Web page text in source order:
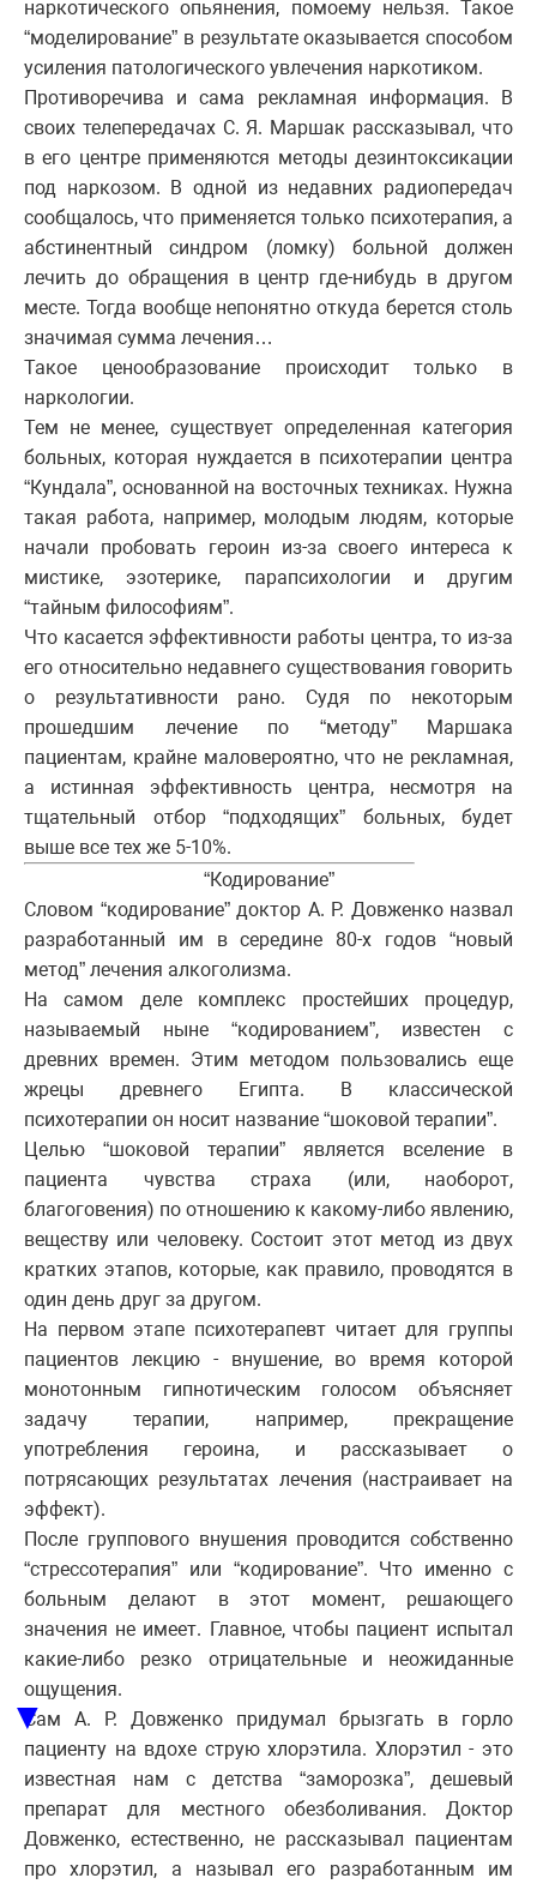
наркотического опьянения, помоему нельзя. Такое
“моделирование” в результате оказывается способом
усиления патологического увлечения наркотиком.
Противоречива и сама рекламная информация. В
своих телепередачах С. Я. Маршак рассказывал, что
в его центре применяются методы дезинтоксикации
под наркозом. В одной из недавних радиопередач
сообщалось, что применяется только психотерапия, а
абстинентный синдром (ломку) больной должен
лечить до обращения в центр где-нибудь в другом
месте. Тогда вообще непонятно откуда берется столь
значимая сумма лечения…
Такое ценообразование происходит только в
наркологии.
Тем не менее, существует определенная категория
больных, которая нуждается в психотерапии центра
“Кундала”, основанной на восточных техниках. Нужна
такая работа, например, молодым людям, которые
начали пробовать героин из-за своего интереса к
мистике, эзотерике, парапсихологии и другим
“тайным философиям”.
Что касается эффективности работы центра, то из-за
его относительно недавнего существования говорить
о результативности рано. Судя по некоторым
прошедшим лечение по “методу” Маршака
пациентам, крайне маловероятно, что не рекламная,
а истинная эффективность центра, несмотря на
тщательный отбор “подходящих” больных, будет
выше все тех же 5-10%.
“Кодирование”
Словом “кодирование” доктор А. Р. Довженко назвал
разработанный им в середине 80-х годов “новый
метод” лечения алкоголизма.
На самом деле комплекс простейших процедур,
называемый ныне “кодированием”, известен с
древних времен. Этим методом пользовались еще
жрецы древнего Египта. В классической
психотерапии он носит название “шоковой терапии”.
Целью “шоковой терапии” является вселение в
пациента чувства страха (или, наоборот,
благоговения) по отношению к какому-либо явлению,
веществу или человеку. Состоит этот метод из двух
кратких этапов, которые, как правило, проводятся в
один день друг за другом.
На первом этапе психотерапевт читает для группы
пациентов лекцию - внушение, во время которой
монотонным гипнотическим голосом объясняет
задачу терапии, например, прекращение
употребления героина, и рассказывает о
потрясающих результатах лечения (настраивает на
эффект).
После группового внушения проводится собственно
“стрессотерапия” или “кодирование”. Что именно с
больным делают в этот момент, решающего
значения не имеет. Главное, чтобы пациент испытал
какие-либо резко отрицательные и неожиданные
ощущения.
Сам А. Р. Довженко придумал брызгать в горло
пациенту на вдохе струю хлорэтила. Хлорэтил - это
известная нам с детства “заморозка”, дешевый
препарат для местного обезболивания. Доктор
Довженко, естественно, не рассказывал пациентам
про хлорэтил, а называл его разработанным им
▼